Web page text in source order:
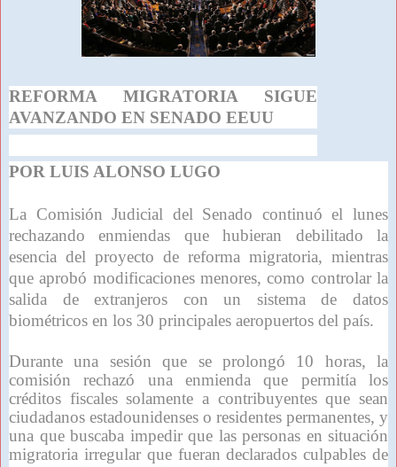
REFORMA MIGRATORIA SIGUE
AVANZANDO EN SENADO EEUU
POR LUIS ALONSO LUGO
La Comisión Judicial del Senado continuó el lunes
rechazando enmiendas que hubieran debilitado la
esencia del proyecto de reforma migratoria, mientras
que aprobó modificaciones menores, como controlar la
salida de extranjeros con un sistema de datos
biométricos en los 30 principales aeropuertos del país.
Durante una sesión que se prolongó 10 horas, la
comisión rechazó una enmienda que permitía los
créditos fiscales solamente a contribuyentes que sean
ciudadanos estadounidenses o residentes permanentes, y
una que buscaba impedir que las personas en situación
migratoria irregular que fueran declarados culpables de